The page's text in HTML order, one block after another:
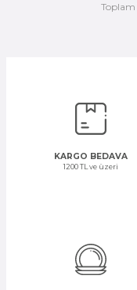
Toplam
KARGO BEDAVA
1200 TL ve üzeri